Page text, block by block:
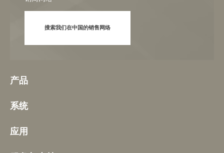
搜索我们在中国的销售网络
产品
系统
应用